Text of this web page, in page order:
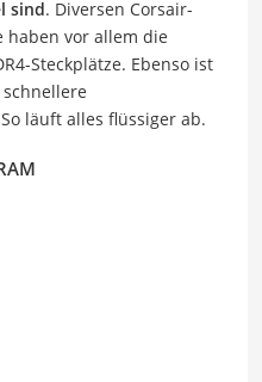
sind. Diversen Corsair-
haben vor allem die
Steckplätze. Ebenso ist
läuft alles flüssiger ab.